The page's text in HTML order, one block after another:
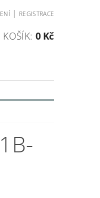
| REGISTRACE
KOŠÍK: 0 Kč